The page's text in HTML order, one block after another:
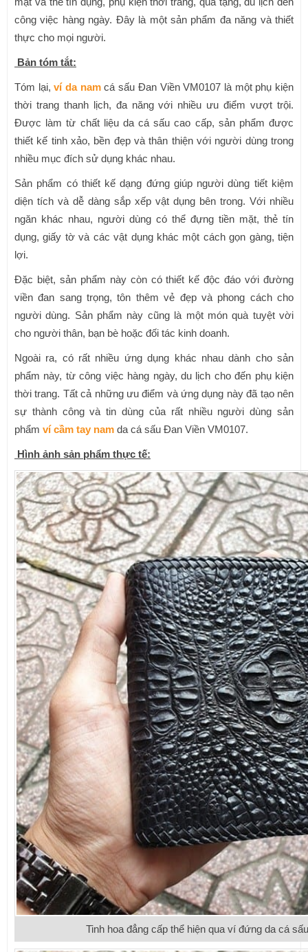
công việc hàng ngày. Đây là một sản phẩm đa năng và thiết
thực cho mọi người.
Bản tóm tắt:
Tóm lại,ví da namcá sấu Đan Viền VM0107 là một phụ kiện
thời trang thanh lịch, đa năng với nhiều ưu điểm vượt trội.
Được làm từ chất liệu da cá sấu cao cấp, sản phẩm được
thiết kế tinh xảo, bền đẹp và thân thiện với người dùng trong
nhiều mục đích sử dụng khác nhau.
Sản phẩm có thiết kế dạng đứng giúp người dùng tiết kiệm
diện tích và dễ dàng sắp xếp vật dụng bên trong. Với nhiều
ngăn khác nhau, người dùng có thể đựng tiền mặt, thẻ tín
dụng, giấy tờ và các vật dụng khác một cách gọn gàng, tiện
lợi.
Đặc biệt, sản phẩm này còn có thiết kế độc đáo với đường
viền đan sang trọng, tôn thêm vẻ đẹp và phong cách cho
người dùng. Sản phẩm này cũng là một món quà tuyệt vời
cho người thân, bạn bè hoặc đối tác kinh doanh.
Ngoài ra, có rất nhiều ứng dụng khác nhau dành cho sản
phẩm này, từ công việc hàng ngày, du lịch cho đến phụ kiện
thời trang. Tất cả những ưu điểm và ứng dụng này đã tạo nên
sự thành công và tin dùng của rất nhiều người dùng sản
phẩm ví cầm tay nam da cá sấu Đan Viền VM0107.
Hình ảnh sản phẩm thực tế:
Tinh hoa đẳng cấp thể hiện qua ví đứng da cá